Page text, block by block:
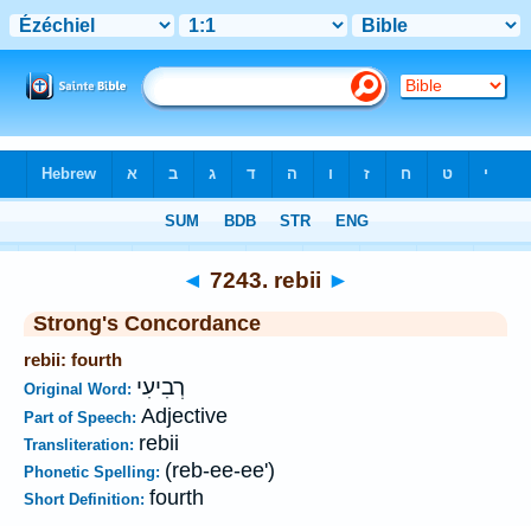
◄ 7243. rebii ►
Strong's Concordance
rebii: fourth
Original Word: רְבִיעִי
Part of Speech: Adjective
Transliteration: rebii
Phonetic Spelling: (reb-ee-ee')
Short Definition: fourth